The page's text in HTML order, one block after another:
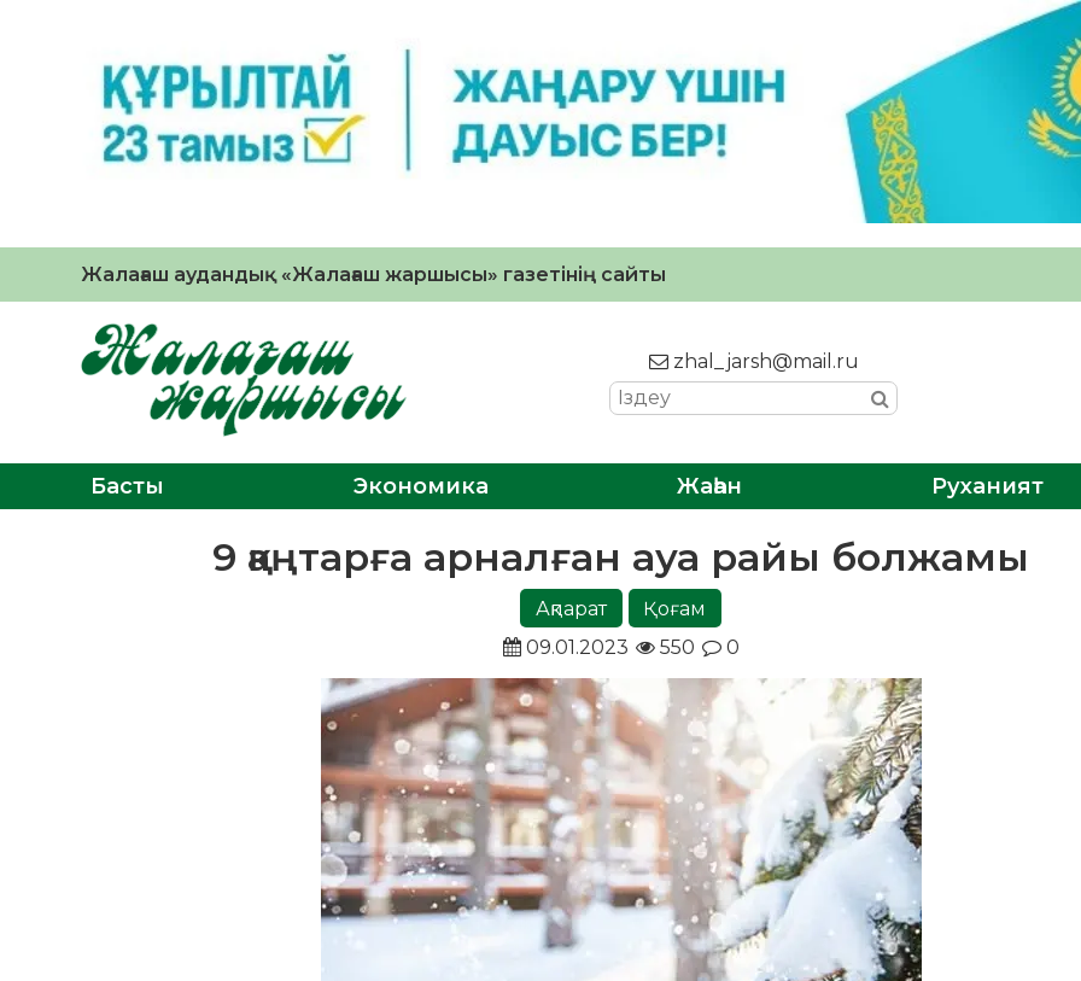
Жалағаш аудандық «Жалағаш жаршысы» газетінің сайты
zhal_jarsh@mail.ru
Басты Экономика Жаһан Руханият
9 қаңтарға арналған ауа райы болжамы
Ақпарат
Қоғам
09.01.2023
550 0